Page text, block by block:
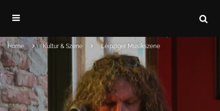
Home Kultur & Szene Leipziger Musikszene